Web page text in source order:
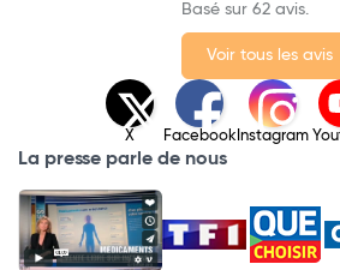
Basé sur 62 avis.
Voir tous les avis
X Facebook Instagram
La presse parle de nous